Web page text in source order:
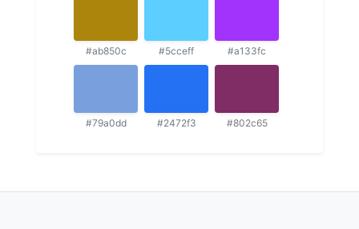
#ab850c #5cceff #a133fc
#79a0dd #2472f3 #802c65